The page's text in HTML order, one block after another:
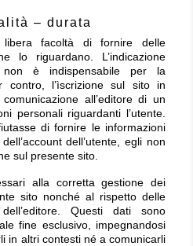
– durata
libera facoltà di fornire delle
lo riguardano. L’indicazione
non è indispensabile per la
contro, l’ìscrizione sul sito in
all’editore di un
personali riguardanti l’utente.
di fornire le informazioni
dell’utente, egli non
sul presente sito.
alla corretta gestione dei
sito nonché al rispetto delle
Questi dati sono
fine esclusivo, impegnandosi
in altri contesti né a comunicarli